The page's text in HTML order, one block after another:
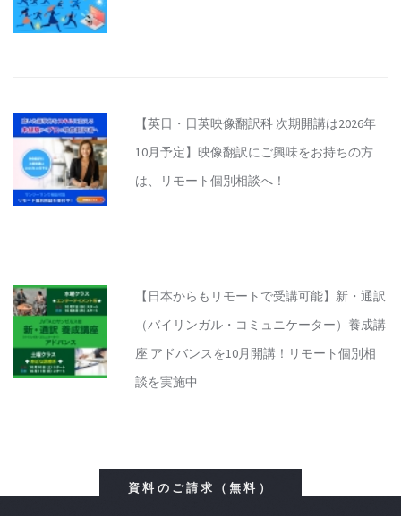
【英日・日英映像翻訳科 次期開講は2026年
10月予定】映像翻訳にご興味をお持ちの方
は、リモート個別相談へ！
【日本からもリモートで受講可能】新・通訳
（バイリンガル・コミュニケーター）養成講
座 アドバンスを10月開講！リモート個別相
談を実施中
資料のご請求（無料）